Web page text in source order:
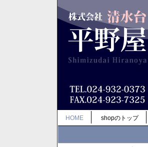
HOME shopのトップ